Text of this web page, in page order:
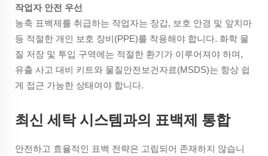
작업자 안전 우선
농축 표백제를 취급하는 작업자는 장갑, 보호 안경 및 앞치마
등 적절한 개인 보호 장비(PPE)를 착용해야 합니다. 화학 물
질 저장 및 투입 구역에는 적절한 환기가 이루어져야 하며,
유출 사고 대비 키트와 물질안전보건자료(MSDS)는 항상 쉽
게 접근 가능한 상태여야 합니다.
최신 세탁 시스템과의 표백제 통합
안전하고 효율적인 표백 전략은 고립되어 존재하지 않습니